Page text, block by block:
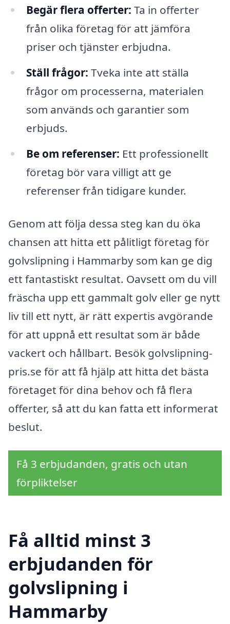
Begär flera offerter: Ta in offerter
från olika företag för att jämföra
priser och tjänster erbjudna.
Ställ frågor: Tveka inte att ställa
frågor om processerna, materialen
som används och garantier som
erbjuds.
Be om referenser: Ett professionellt
företag bör vara villigt att ge
referenser från tidigare kunder.
Genom att följa dessa steg kan du öka
chansen att hitta ett pålitligt företag för
golvslipning i Hammarby som kan ge dig
ett fantastiskt resultat. Oavsett om du vill
fräscha upp ett gammalt golv eller ge nytt
liv till ett nytt, är rätt expertis avgörande
för att uppnå ett resultat som är både
vackert och hållbart. Besök golvslipning-
pris.se för att få hjälp att hitta det bästa
företaget för dina behov och få flera
offerter, så att du kan fatta ett informerat
beslut.
Få 3 erbjudanden, gratis och utan
förpliktelser
Få alltid minst 3
erbjudanden för
golvslipning i
Hammarby